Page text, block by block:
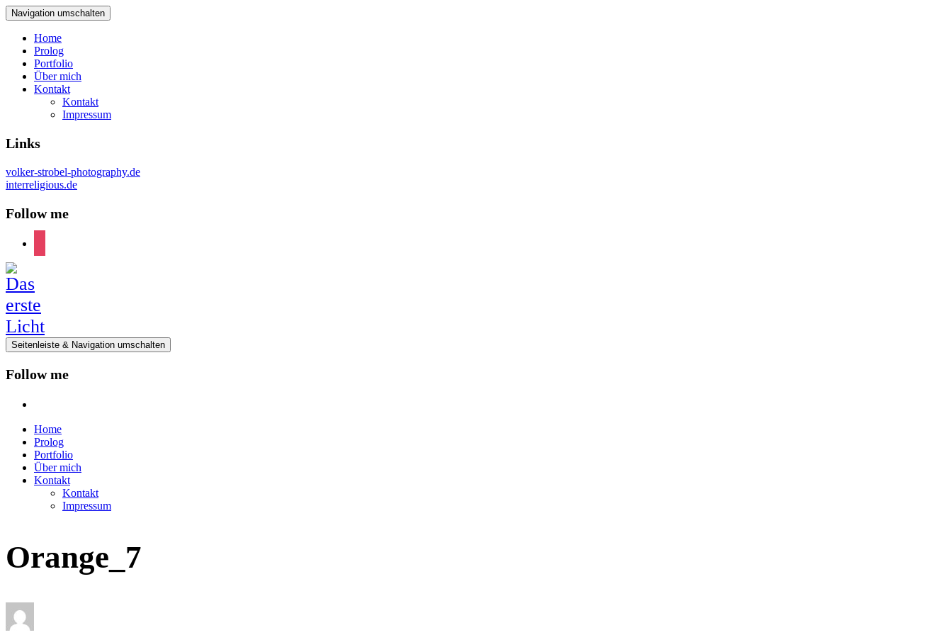
Navigation umschalten
Home
Prolog
Portfolio
Über mich
Kontakt
Kontakt
Impressum
Links
volker-strobel-photography.de
interreligious.de
Follow me
Seitenleiste & Navigation umschalten
Follow me
Home
Prolog
Portfolio
Über mich
Kontakt
Kontakt
Impressum
Orange_7